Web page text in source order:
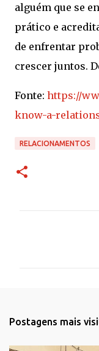
alguém que se
prático e
de enfrentar
crescer juntos.
Fonte: https://
know-a-
RELACIONAMENTOS
Postagens mais